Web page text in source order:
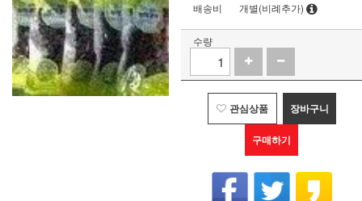
배송비
개별(비례추가)
수량
관심상품 장바구니
구매하기